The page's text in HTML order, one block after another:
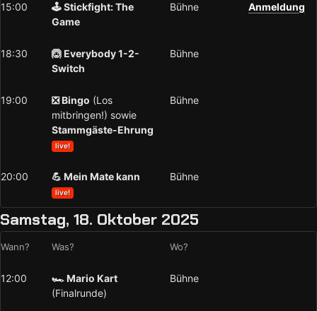
15:00
🕹️ Stickfight: The
Game
Bühne Anmeldung
18:30
🙆 Everybody 1-2-
Switch
Bühne
19:00 ❎ Bingo (Los
mitbringen!) sowie
Stammgäste-Ehrung
live!
Bühne
20:00 💪 Mein Mate kann
live!
Bühne
Samstag, 18. Oktober 2025
Wann? Was? Wo?
12:00
🏎️ Mario Kart
(Finalrunde)
Bühne